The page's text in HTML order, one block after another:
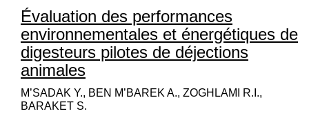
Évaluation des performances
environnementales et énergétiques de
digesteurs pilotes de déjections
animales
M’SADAK Y., BEN M’BAREK A., ZOGHLAMI R.I.,
BARAKET S.